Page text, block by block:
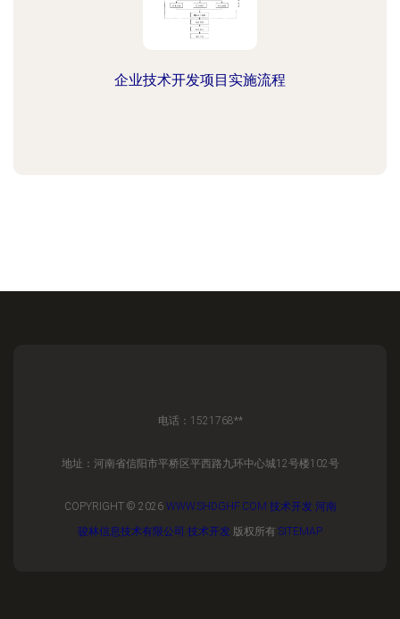
企业技术开发项目实施流程
电话：1521768**
地址：河南省信阳市平桥区平西路九环中心城12号楼102号
COPYRIGHT © 2026 WWW.SHDGHF.COM 技术开发 河南
骏林信息技术有限公司 技术开发 版权所有 SITEMAP